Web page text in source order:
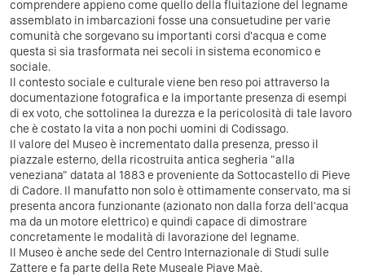
comprendere appieno come quello della fluitazione del legname
assemblato in imbarcazioni fosse una consuetudine per varie
comunità che sorgevano su importanti corsi d'acqua e come
questa si sia trasformata nei secoli in sistema economico e
sociale.
Il contesto sociale e culturale viene ben reso poi attraverso la
documentazione fotografica e la importante presenza di esempi
di ex voto, che sottolinea la durezza e la pericolosità di tale lavoro
che è costato la vita a non pochi uomini di Codissago.
Il valore del Museo è incrementato dalla presenza, presso il
piazzale esterno, della ricostruita antica segheria "alla
veneziana" datata al 1883 e proveniente da Sottocastello di Pieve
di Cadore. Il manufatto non solo è ottimamente conservato, ma si
presenta ancora funzionante (azionato non dalla forza dell'acqua
ma da un motore elettrico) e quindi capace di dimostrare
concretamente le modalità di lavorazione del legname.
Il Museo è anche sede del Centro Internazionale di Studi sulle
Zattere e fa parte della Rete Museale Piave Maè.